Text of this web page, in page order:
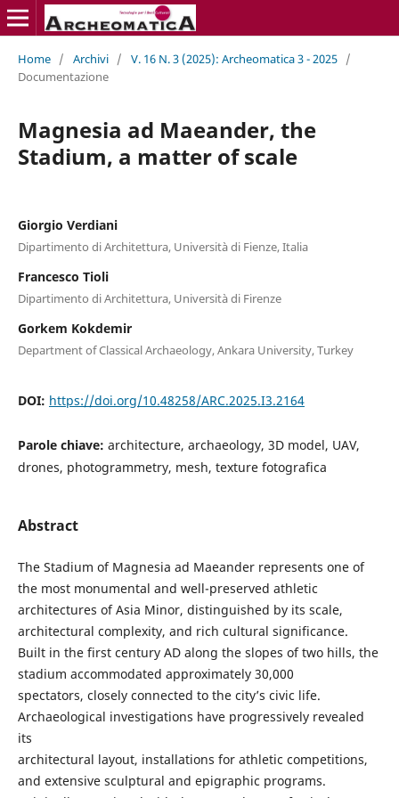
Home / Archivi / V. 16 N. 3 (2025): Archeomatica 3 - 2025 /
Documentazione
Magnesia ad Maeander, the
Stadium, a matter of scale
Giorgio Verdiani
Dipartimento di Architettura, Università di Fienze, Italia
Francesco Tioli
Dipartimento di Architettura, Università di Firenze
Gorkem Kokdemir
Department of Classical Archaeology, Ankara University, Turkey
DOI: https://doi.org/10.48258/ARC.2025.I3.2164
Parole chiave: architecture, archaeology, 3D model, UAV,
drones, photogrammetry, mesh, texture fotografica
Abstract
The Stadium of Magnesia ad Maeander represents one of
the most monumental and well-preserved athletic
architectures of Asia Minor, distinguished by its scale,
architectural complexity, and rich cultural significance.
Built in the first century AD along the slopes of two hills, the
stadium accommodated approximately 30,000
spectators, closely connected to the city’s civic life.
Archaeological investigations have progressively revealed
its
architectural layout, installations for athletic competitions,
and extensive sculptural and epigraphic programs.